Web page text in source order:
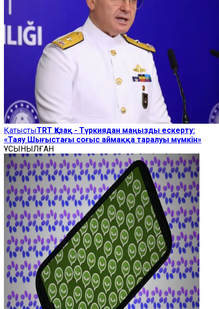
ҚатыстыTRT Қазақ - Түркиядан маңызды ескерту:
«Таяу Шығыстағы соғыс аймаққа таралуы мүмкін»
ҰСЫНЫЛҒАН